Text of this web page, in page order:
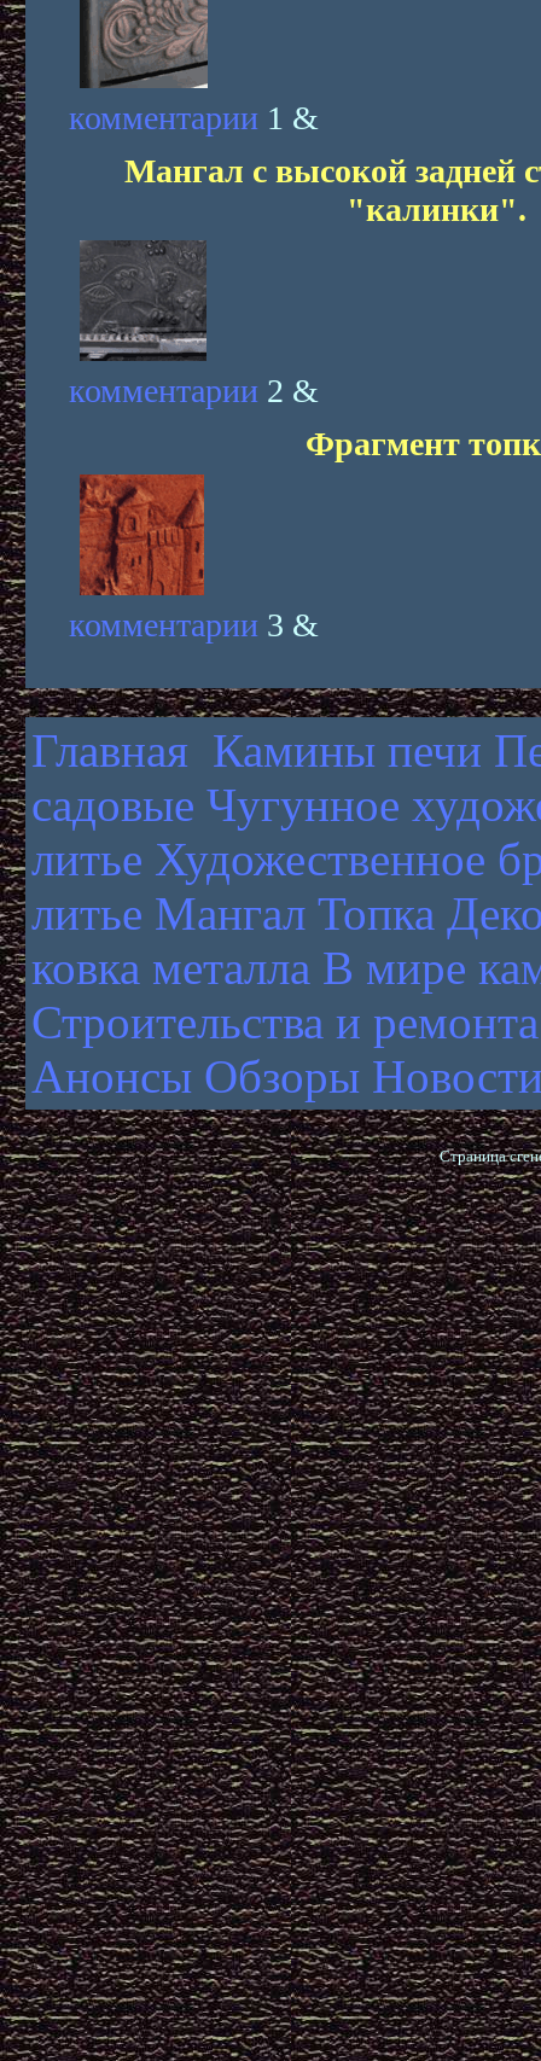
комментарии 1 &
Мангал с высокой задней
"калинки".
комментарии 2 &
Фрагмент
комментарии 3 &
Главная Камины печи
садовые Чугунное
литье Художественное
литье Мангал Топка
ковка металла В мире
Строительства и
Анонсы Обзоры
Страница